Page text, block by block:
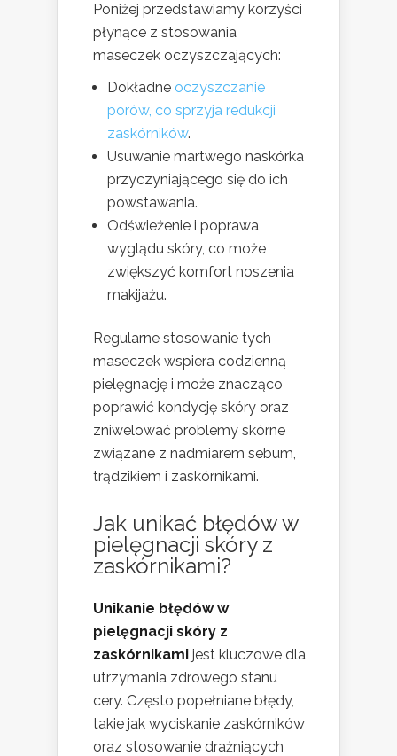
Poniżej przedstawiamy korzyści
płynące z stosowania
maseczek oczyszczających:
Dokładne oczyszczanie
porów, co sprzyja redukcji
zaskórników.
Usuwanie martwego naskórka
przyczyniającego się do ich
powstawania.
Odświeżenie i poprawa
wyglądu skóry, co może
zwiększyć komfort noszenia
makijażu.
Regularne stosowanie tych
maseczek wspiera codzienną
pielęgnację i może znacząco
poprawić kondycję skóry oraz
zniwelować problemy skórne
związane z nadmiarem sebum,
trądzikiem i zaskórnikami.
Jak unikać błędów w
pielęgnacji skóry z
zaskórnikami?
Unikanie błędów w
pielęgnacji skóry z
zaskórnikami jest kluczowe dla
utrzymania zdrowego stanu
cery. Często popełniane błędy,
takie jak wyciskanie zaskórników
oraz stosowanie drażniących